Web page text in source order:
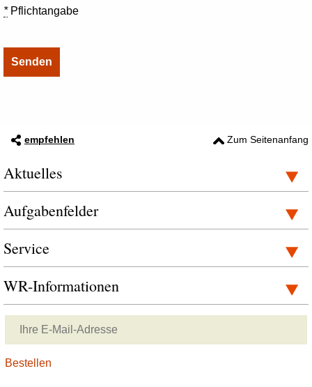
*Pflichtangabe
empfehlen Zum Seitenanfang
Aktuelles
Aufgabenfelder
Service
WR-Informationen